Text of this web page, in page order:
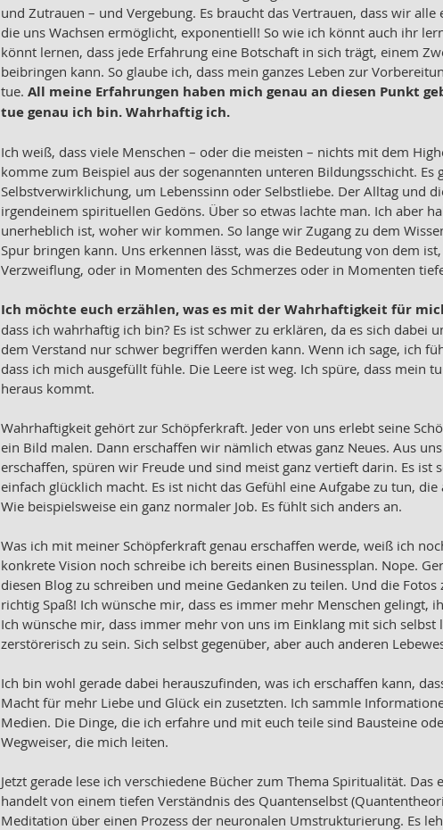
und Zutrauen – und Vergebung. Es braucht das Vertrauen, dass wir
die uns Wachsen ermöglicht, exponentiell! So wie ich könnt auch ihr
könnt lernen, dass jede Erfahrung eine Botschaft in sich trägt, einem
beibringen kann. So glaube ich, dass mein ganzes Leben zur
tue. All meine Erfahrungen haben mich genau an diesen Punkt
tue genau ich bin. Wahrhaftig ich.
Ich weiß, dass viele Menschen – oder die meisten – nichts mit dem
komme zum Beispiel aus der sogenannten unteren Bildungsschicht. Es
Selbstverwirklichung, um Lebenssinn oder Selbstliebe. Der Alltag und
irgendeinem spirituellen Gedöns. Über so etwas lachte man. Ich aber
unerheblich ist, woher wir kommen. So lange wir Zugang zu dem
Spur bringen kann. Uns erkennen lässt, was die Bedeutung von dem
Verzweiflung, oder in Momenten des Schmerzes oder in Momenten
Ich möchte euch erzählen, was es mit der Wahrhaftigkeit für
dass ich wahrhaftig ich bin? Es ist schwer zu erklären, da es sich dabei
dem Verstand nur schwer begriffen werden kann. Wenn ich sage, ich
dass ich mich ausgefüllt fühle. Die Leere ist weg. Ich spüre, dass mein
heraus kommt.
Wahrhaftigkeit gehört zur Schöpferkraft. Jeder von uns erlebt seine
ein Bild malen. Dann erschaffen wir nämlich etwas ganz Neues. Aus
erschaffen, spüren wir Freude und sind meist ganz vertieft darin. Es ist
einfach glücklich macht. Es ist nicht das Gefühl eine Aufgabe zu tun,
Wie beispielsweise ein ganz normaler Job. Es fühlt sich anders an.
Was ich mit meiner Schöpferkraft genau erschaffen werde, weiß ich
konkrete Vision noch schreibe ich bereits einen Businessplan. Nope.
diesen Blog zu schreiben und meine Gedanken zu teilen. Und die
richtig Spaß! Ich wünsche mir, dass es immer mehr Menschen gelingt,
Ich wünsche mir, dass immer mehr von uns im Einklang mit sich
zerstörerisch zu sein. Sich selbst gegenüber, aber auch anderen
Ich bin wohl gerade dabei herauszufinden, was ich erschaffen kann,
Macht für mehr Liebe und Glück ein zusetzten. Ich sammle
Medien. Die Dinge, die ich erfahre und mit euch teile sind Bausteine
Wegweiser, die mich leiten.
Jetzt gerade lese ich verschiedene Bücher zum Thema Spiritualität. Das
handelt von einem tiefen Verständnis des Quantenselbst
Meditation über einen Prozess der neuronalen Umstrukturierung. Es